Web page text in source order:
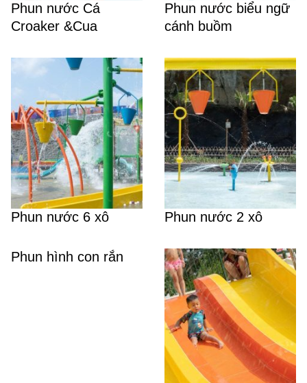
Phun nước Cá
Croaker &Cua
Phun nước biểu ngữ
cánh buồm
Phun nước 6 xô Phun nước 2 xô
Phun hình con rắn